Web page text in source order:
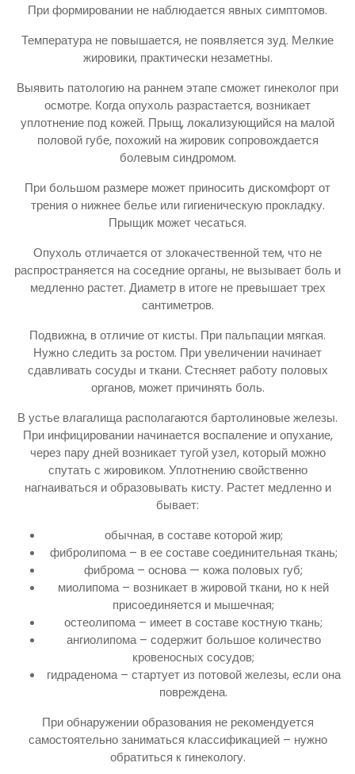
При формировании не наблюдается явных симптомов.
Температура не повышается, не появляется зуд. Мелкие
жировики, практически незаметны.
Выявить патологию на раннем этапе сможет гинеколог при
осмотре. Когда опухоль разрастается, возникает
уплотнение под кожей. Прыщ, локализующийся на малой
половой губе, похожий на жировик сопровождается
болевым синдромом.
При большом размере может приносить дискомфорт от
трения о нижнее белье или гигиеническую прокладку.
Прыщик может чесаться.
Опухоль отличается от злокачественной тем, что не
распространяется на соседние органы, не вызывает боль и
медленно растет. Диаметр в итоге не превышает трех
сантиметров.
Подвижна, в отличие от кисты. При пальпации мягкая.
Нужно следить за ростом. При увеличении начинает
сдавливать сосуды и ткани. Стесняет работу половых
органов, может причинять боль.
В устье влагалища располагаются бартолиновые железы.
При инфицировании начинается воспаление и опухание,
через пару дней возникает тугой узел, который можно
спутать с жировиком. Уплотнению свойственно
нагнаиваться и образовывать кисту. Растет медленно и
бывает:
обычная, в составе которой жир;
фибролипома – в ее составе соединительная ткань;
фиброма – основа — кожа половых губ;
миолипома – возникает в жировой ткани, но к ней
присоединяется и мышечная;
остеолипома – имеет в составе костную ткань;
ангиолипома – содержит большое количество
кровеносных сосудов;
гидраденома – стартует из потовой железы, если она
повреждена.
При обнаружении образования не рекомендуется
самостоятельно заниматься классификацией – нужно
обратиться к гинекологу.